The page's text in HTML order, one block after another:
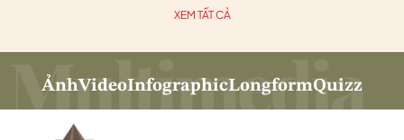
XEM TẤT CẢ
ẢnhVideoInfographicLongformQuizz